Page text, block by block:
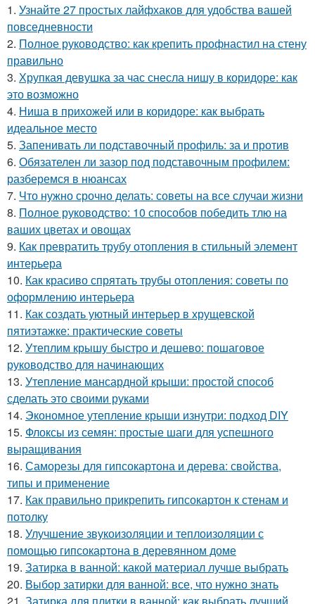
1. Узнайте 27 простых лайфхаков для удобства вашей
повседневности
2. Полное руководство: как крепить профнастил на стену
правильно
3. Хрупкая девушка за час снесла нишу в коридоре: как
это возможно
4. Ниша в прихожей или в коридоре: как выбрать
идеальное место
5. Запенивать ли подставочный профиль: за и против
6. Обязателен ли зазор под подставочным профилем:
разберемся в нюансах
7. Что нужно срочно делать: советы на все случаи жизни
8. Полное руководство: 10 способов победить тлю на
ваших цветах и овощах
9. Как превратить трубу отопления в стильный элемент
интерьера
10. Как красиво спрятать трубы отопления: советы по
оформлению интерьера
11. Как создать уютный интерьер в хрущевской
пятиэтажке: практические советы
12. Утеплим крышу быстро и дешево: пошаговое
руководство для начинающих
13. Утепление мансардной крыши: простой способ
сделать это своими руками
14. Экономное утепление крыши изнутри: подход DIY
15. Флоксы из семян: простые шаги для успешного
выращивания
16. Саморезы для гипсокартона и дерева: свойства,
типы и применение
17. Как правильно прикрепить гипсокартон к стенам и
потолку
18. Улучшение звукоизоляции и теплоизоляции с
помощью гипсокартона в деревянном доме
19. Затирка в ванной: какой материал лучше выбрать
20. Выбор затирки для ванной: все, что нужно знать
21. Затирка для плитки в ванной: как выбрать лучший